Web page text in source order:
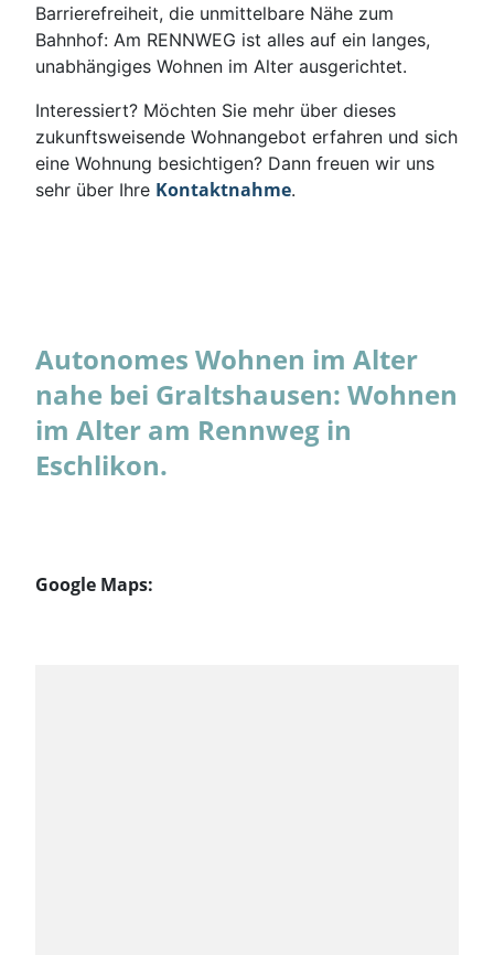
Barrierefreiheit, die unmittelbare Nähe zum
Bahnhof: Am RENNWEG ist alles auf ein langes,
unabhängiges Wohnen im Alter ausgerichtet.
Interessiert? Möchten Sie mehr über dieses
zukunftsweisende Wohnangebot erfahren und sich
eine Wohnung besichtigen? Dann freuen wir uns
sehr über Ihre Kontaktnahme.
Autonomes Wohnen im Alter
nahe bei Graltshausen: Wohnen
im Alter am Rennweg in
Eschlikon.
Google Maps: